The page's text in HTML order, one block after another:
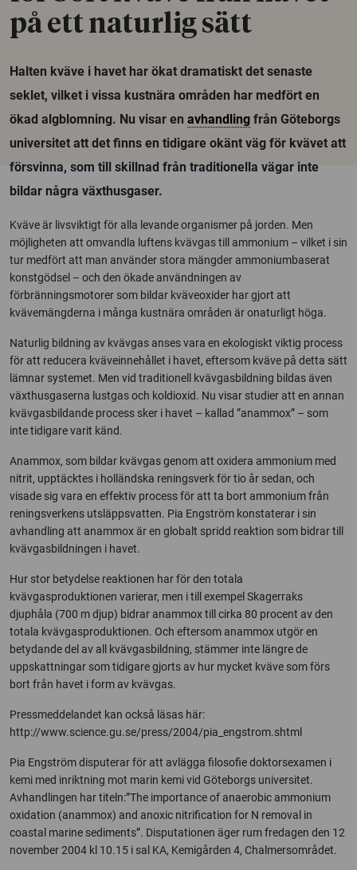
på ett naturlig sätt
Halten kväve i havet har ökat dramatiskt det senaste
seklet, vilket i vissa kustnära områden har medfört en
ökad algblomning. Nu visar en avhandling från Göteborgs
universitet att det finns en tidigare okänt väg för kvävet att
försvinna, som till skillnad från traditionella vägar inte
bildar några växthusgaser.
Kväve är livsviktigt för alla levande organismer på jorden. Men
möjligheten att omvandla luftens kvävgas till ammonium – vilket i sin
tur medfört att man använder stora mängder ammoniumbaserat
konstgödsel – och den ökade användningen av
förbränningsmotorer som bildar kväveoxider har gjort att
kvävemängderna i många kustnära områden är onaturligt höga.
Naturlig bildning av kvävgas anses vara en ekologiskt viktig process
för att reducera kväveinnehållet i havet, eftersom kväve på detta sätt
lämnar systemet. Men vid traditionell kvävgasbildning bildas även
växthusgaserna lustgas och koldioxid. Nu visar studier att en annan
kvävgasbildande process sker i havet – kallad ”anammox” – som
inte tidigare varit känd.
Anammox, som bildar kvävgas genom att oxidera ammonium med
nitrit, upptäcktes i holländska reningsverk för tio år sedan, och
visade sig vara en effektiv process för att ta bort ammonium från
reningsverkens utsläppsvatten. Pia Engström konstaterar i sin
avhandling att anammox är en globalt spridd reaktion som bidrar till
kvävgasbildningen i havet.
Hur stor betydelse reaktionen har för den totala
kvävgasproduktionen varierar, men i till exempel Skagerraks
djuphåla (700 m djup) bidrar anammox till cirka 80 procent av den
totala kvävgasproduktionen. Och eftersom anammox utgör en
betydande del av all kvävgasbildning, stämmer inte längre de
uppskattningar som tidigare gjorts av hur mycket kväve som förs
bort från havet i form av kvävgas.
Pressmeddelandet kan också läsas här:
http://www.science.gu.se/press/2004/pia_engstrom.shtml
Pia Engström disputerar för att avlägga filosofie doktorsexamen i
kemi med inriktning mot marin kemi vid Göteborgs universitet.
Avhandlingen har titeln:”The importance of anaerobic ammonium
oxidation (anammox) and anoxic nitrification for N removal in
coastal marine sediments”. Disputationen äger rum fredagen den 12
november 2004 kl 10.15 i sal KA, Kemigården 4, Chalmersområdet.